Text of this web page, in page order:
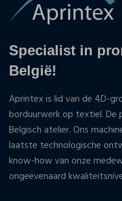
Specialist in
België!
Aprintex is lid van de 4D-
borduurwerk op textiel. De
Belgisch atelier. Ons
laatste technologische
know-how van onze
ongeëvenaard